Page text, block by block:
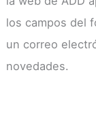
los campos del
un correo
novedades.